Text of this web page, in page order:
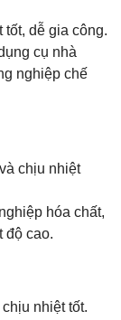
tốt, dễ gia công.
cụ nhà
nghiệp chế
chịu nhiệt
hóa chất,
độ cao.
nhiệt tốt.